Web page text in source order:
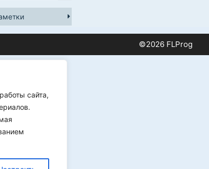
сайта,
©2026 FLProg